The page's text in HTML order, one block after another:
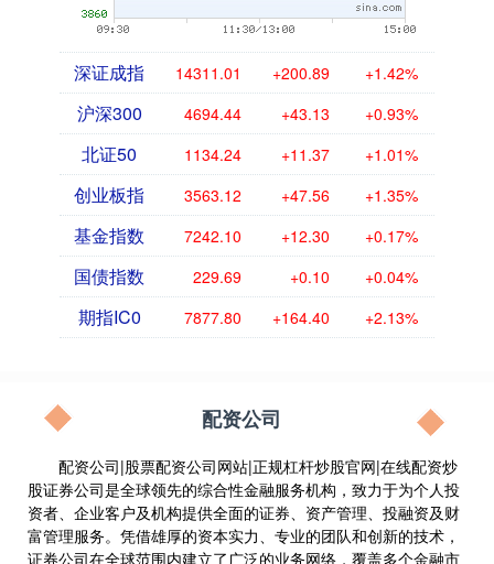
深证成指 14311.01 +200.89 +1.42%
沪深300 4694.44 +43.13 +0.93%
北证50 1134.24 +11.37 +1.01%
创业板指 3563.12 +47.56 +1.35%
基金指数 7242.10 +12.30 +0.17%
国债指数 229.69 +0.10 +0.04%
期指IC0 7877.80 +164.40 +2.13%
配资公司
配资公司|股票配资公司网站|正规杠杆炒股官网|在线配资炒
股证券公司是全球领先的综合性金融服务机构，致力于为个人投
资者、企业客户及机构提供全面的证券、资产管理、投融资及财
富管理服务。凭借雄厚的资本实力、专业的团队和创新的技术，
证券公司在全球范围内建立了广泛的业务网络，覆盖多个金融市